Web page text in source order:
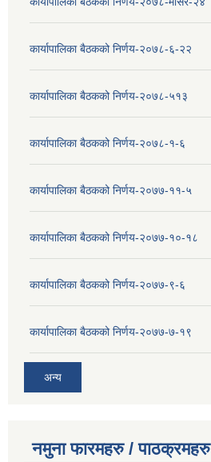
कार्यापालिका बैठकको निर्णय-२०७८-६-२२
कार्यापालिका बैठकको निर्णय-२०७८-५१३
कार्यापालिका बैठकको निर्णय-२०७८-१-६
कार्यापालिका बैठकको निर्णय-२०७७-११-५
कार्यापालिका बैठकको निर्णय-२०७७-१०-१८
कार्यापालिका बैठकको निर्णय-२०७७-९-६
कार्यापालिका बैठकको निर्णय-२०७७-७-१९
अन्य
नमुना फारमहरु / पाठक्रमहरु